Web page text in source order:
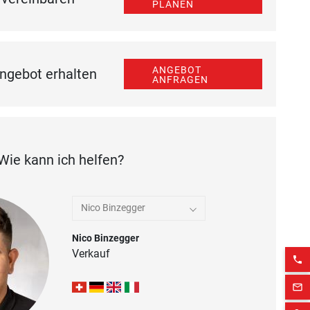
phone
mail_outline
PLANEN
erhalten
ANGEBOT
ANFRAGEN
kann ich helfen?
Nico Binzegger
Nico Binzegger
Verkauf